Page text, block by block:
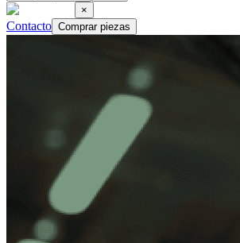
×
Contacto Comprar piezas